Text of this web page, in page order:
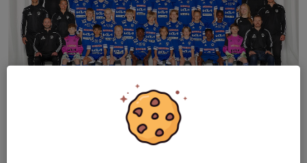
Här hittar du information om våra matcher, träningstider och